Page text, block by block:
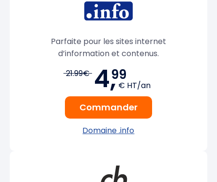
Parfaite pour les sites internet
d’information et contenus.
21.99€ 4,99
€ HT/an
Commander
Domaine .info